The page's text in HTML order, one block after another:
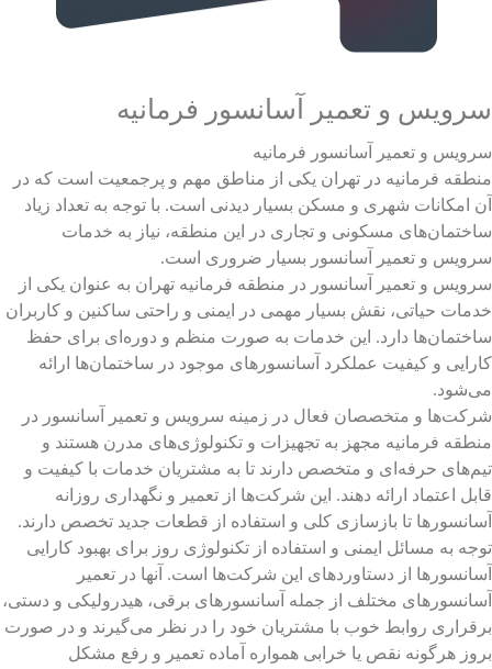
شرکت نگهداری آسانسور چه خدمات خاصی ارائه می
دهد؟
تعرفه تنظیم درب ها و قفل های آسانسور چقدر
است؟
چه عواملی بر خرابی موتور آسانسور مؤثر هستند؟
تعمیرات پیشگیرانه آسانسور چه مزایایی دارد؟
هزینه تعویض قطعات آسانسور چقدر است؟
آیا سرویس دوره ای آسانسور برای ساختمان های
مسکونی متفاوت است؟
چگونه کیفیت خدمات شرکت سرویس آسانسور را
سرویس و تعمیر آسانسور فرمانیه
سرویس و تعمیر آسانسور فرمانیه
منطقه فرمانیه در تهران یکی از مناطق مهم و پرجمعیت است که در
آن امکانات شهری و مسکن بسیار دیدنی است. با توجه به تعداد زیاد
ساختمان‌های مسکونی و تجاری در این منطقه، نیاز به خدمات
سرویس و تعمیر آسانسور بسیار ضروری است.
سرویس و تعمیر آسانسور در منطقه فرمانیه تهران به عنوان یکی از
خدمات حیاتی، نقش بسیار مهمی در ایمنی و راحتی ساکنین و کاربران
ساختمان‌ها دارد. این خدمات به صورت منظم و دوره‌ای برای حفظ
کارایی و کیفیت عملکرد آسانسورهای موجود در ساختمان‌ها ارائه
می‌شود.
شرکت‌ها و متخصصان فعال در زمینه سرویس و تعمیر آسانسور در
منطقه فرمانیه مجهز به تجهیزات و تکنولوژی‌های مدرن هستند و
تیم‌های حرفه‌ای و متخصص دارند تا به مشتریان خدمات با کیفیت و
قابل اعتماد ارائه دهند. این شرکت‌ها از تعمیر و نگهداری روزانه
آسانسورها تا بازسازی کلی و استفاده از قطعات جدید تخصص دارند.
توجه به مسائل ایمنی و استفاده از تکنولوژی روز برای بهبود کارایی
آسانسورها از دستاوردهای این شرکت‌ها است. آنها در تعمیر
آسانسورهای مختلف از جمله آسانسورهای برقی، هیدرولیکی و دستی،
برقراری روابط خوب با مشتریان خود را در نظر می‌گیرند و در صورت
بروز هرگونه نقص یا خرابی همواره آماده تعمیر و رفع مشکل